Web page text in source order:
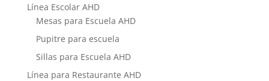
Línea Escolar AHD
Mesas para Escuela AHD
Pupitre para escuela
Sillas para Escuela AHD
Línea para Restaurante AHD